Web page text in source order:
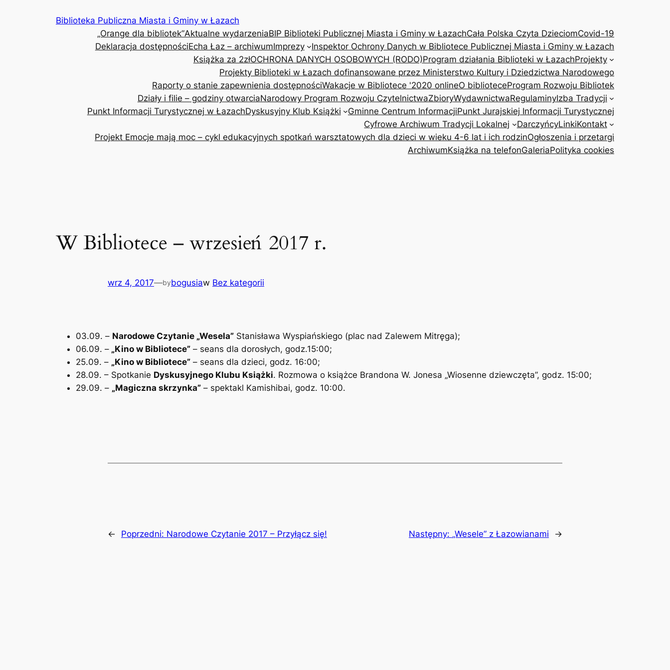
Biblioteka Publiczna Miasta i Gminy w Łazach
„Orange dla bibliotek”Aktualne wydarzeniaBIP Biblioteki Publicznej Miasta i Gminy w ŁazachCała Polska Czyta DzieciomCovid-19
Deklaracja dostępnościEcha Łaz – archiwumImprezy
Inspektor Ochrony Danych w Bibliotece Publicznej Miasta i Gminy w Łazach
Książka za 2złOCHRONA DANYCH OSOBOWYCH (RODO)Program działania Biblioteki w ŁazachProjekty
Projekty Biblioteki w Łazach dofinansowane przez Ministerstwo Kultury i Dziedzictwa Narodowego
Raporty o stanie zapewnienia dostępnościWakacje w Bibliotece '2020 onlineO biblioteceProgram Rozwoju Bibliotek
Działy i filie – godziny otwarciaNarodowy Program Rozwoju CzytelnictwaZbioryWydawnictwaRegulaminyIzba Tradycji
Punkt Informacji Turystycznej w ŁazachDyskusyjny Klub Książki Gminne Centrum InformacjiPunkt Jurajskiej Informacji Turystycznej
Cyfrowe Archiwum Tradycji Lokalnej
DarczyńcyLinkiKontakt
Projekt Emocje mają moc – cykl edukacyjnych spotkań warsztatowych dla dzieci w wieku 4-6 lat i ich rodzinOgłoszenia i przetargi
ArchiwumKsiążka na telefonGaleriaPolityka cookies
W Bibliotece – wrzesień 2017 r.
wrz 4, 2017—bybogusiaw Bez kategorii
03.09. – Narodowe Czytanie „Wesela” Stanisława Wyspiańskiego (plac nad Zalewem Mitręga);
06.09. – „Kino w Bibliotece” – seans dla dorosłych, godz.15:00;
25.09. – „Kino w Bibliotece” – seans dla dzieci, godz. 16:00;
28.09. – Spotkanie Dyskusyjnego Klubu Książki. Rozmowa o książce Brandona W. Jonesa „Wiosenne dziewczęta”, godz. 15:00;
29.09. – „Magiczna skrzynka” – spektakl Kamishibai, godz. 10:00.
← Poprzedni: Narodowe Czytanie 2017 – Przyłącz się! Następny: „Wesele” z Łazowianami →